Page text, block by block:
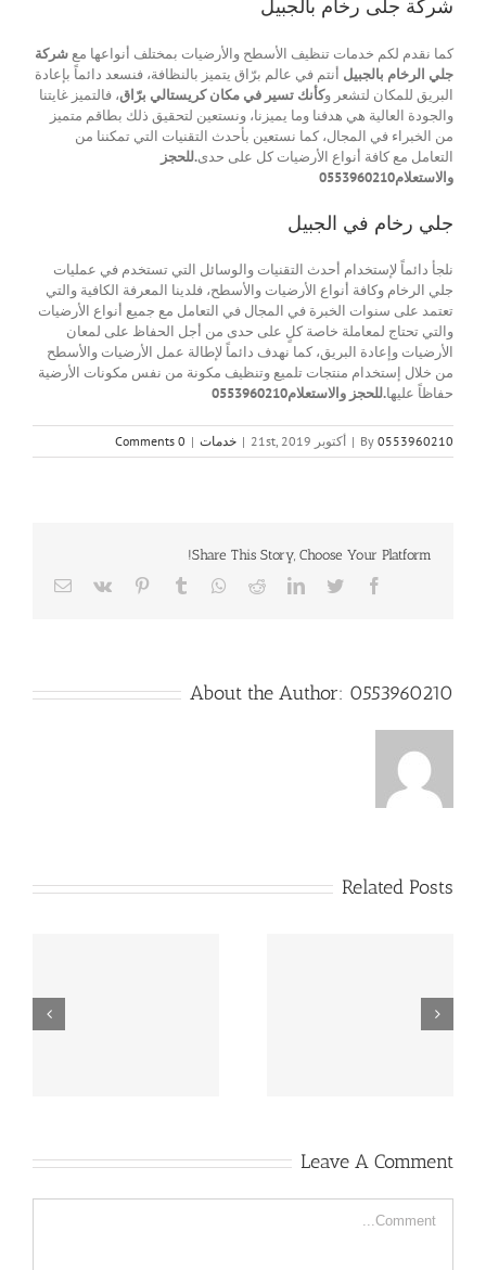
شركة جلى رخام بالجبيل
كما نقدم لكم خدمات تنظيف الأسطح والأرضيات بمختلف أنواعها معشركة
جلي الرخام بالجبيل أنتم في عالم برّاق يتميز بالنظافة، فنسعد دائماً بإعادة
البريق للمكان لتشعر وكأنك تسير في مكان كريستالي برّاق، فالتميز غايتنا
والجودة العالية هي هدفنا وما يميزنا، ونستعين لتحقيق ذلك بطاقم متميز
من الخبراء في المجال، كما نستعين بأحدث التقنيات التي تمكننا من
التعامل مع كافة أنواع الأرضيات كل على حدى.للحجز
والاستعلام0553960210
جلي رخام في الجبيل
نلجأ دائماً لإستخدام أحدث التقنيات والوسائل التي تستخدم في عمليات
جلي الرخام وكافة أنواع الأرضيات والأسطح، فلدينا المعرفة الكافية والتي
تعتمد على سنوات الخبرة في المجال في التعامل مع جميع أنواع الأرضيات
والتي تحتاج لمعاملة خاصة كلٍ على حدى من أجل الحفاظ على لمعان
الأرضيات وإعادة البريق، كما نهدف دائماً لإطالة عمل الأرضيات والأسطح
من خلال إستخدام منتجات تلميع وتنظيف مكونة من نفس مكونات الأرضية
حفاظاً عليها.للحجز والاستعلام0553960210
By 0553960210
| أكتوبر 21st, 2019 | خدمات |
0 Comments
Share This Story, Choose Your Platform!
Facebook
Twitter
LinkedIn
Reddit
Whatsapp
Tumblr
Pinterest
Vk
Email
About the Author: 0553960210
Related Posts
حول مكانًك إلى مكان
Leave A Comment